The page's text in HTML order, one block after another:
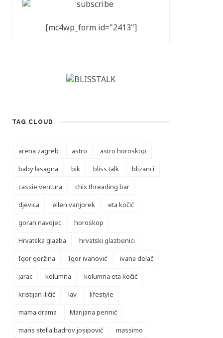
[mc4wp_form id="2413"]
TAG CLOUD
arena zagreb astro
astro horoskop
baby lasagna
bik bliss talk
blizanci
cassie ventura
chix threading bar
djevica
ellen vanjorek
eta kočić
goran navojec
horoskop
Hrvatska glazba
hrvatski glazbenici
Igor geržina
Igor ivanović
ivana delač
jarac
kolumna
kolumna eta kočić
kristijan iličić
lav
lifestyle
mama drama
Marijana perinić
maris stella badrov josipović
massimo